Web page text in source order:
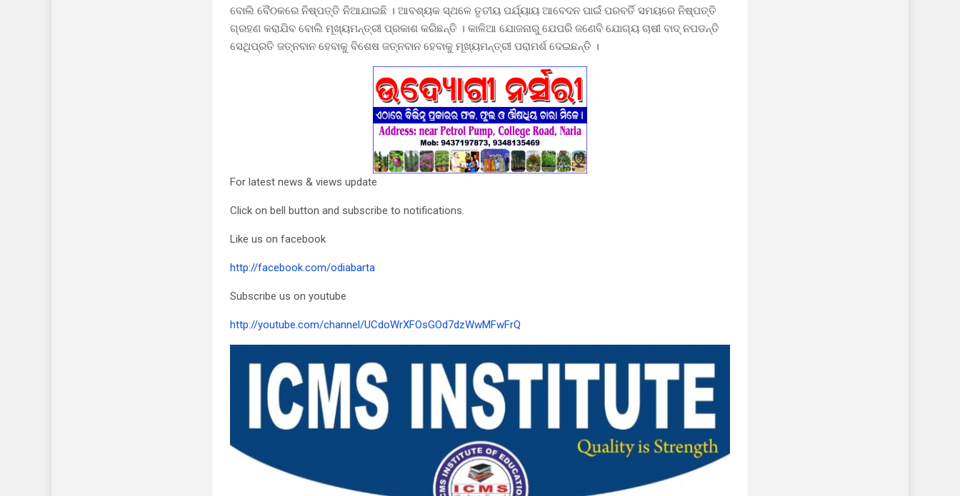
ବୋଲି ବୈଠକରେ ନିଷ୍ପତ୍ତି ନିଆଯାଇଛି । ଆବଶ୍ୟକ ସ୍ଥଳେ ତୃତୀୟ ପର୍ଯ୍ୟାୟ ଆବେଦନ ପାଇଁ ପରବର୍ତି ସମୟରେ ନିଷ୍ପତ୍ତି
ଗ୍ରହଣ କରାଯିବ ବୋଲି ମୂଖ୍ୟମନ୍ତ୍ରୀ ପ୍ରକାଶ କରିଛନ୍ତି । କାଳିଆ ଯୋଜନାରୁ ଯେପରି ଜଣେବି ଯୋଗ୍ୟ ଚାଷୀ ବାଦ୍ ନପଡନ୍ତି
ସେଥିପ୍ରତି ଜତ୍ନବାନ ହେବାକୁ ବିଶେଷ ଜତ୍ନବାନ ହେବାକୁ ମୂଖ୍ୟମନ୍ତ୍ରୀ ପରାମର୍ଶ ଦେଇଛନ୍ତି ।
For latest news & views update
Click on bell button and subscribe to notifications.
Like us on facebook
http://facebook.com/odiabarta
Subscribe us on youtube
http://youtube.com/channel/UCdoWrXFOsGOd7dzWwMFwFrQ